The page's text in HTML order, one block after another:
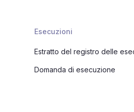
Esecuzioni
Estratto del registro delle
Domanda di esecuzione